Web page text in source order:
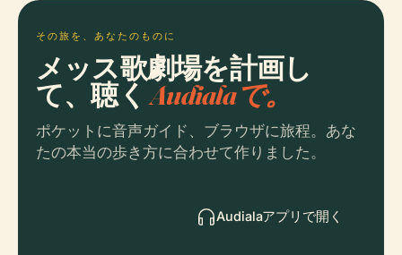
その旅を、あなたのものに
メッス歌劇場を計画し
て、聴くAudialaで。
ポケットに音声ガイド、ブラウザに旅程。あな
たの本当の歩き方に合わせて作りました。
Audialaアプリで開く